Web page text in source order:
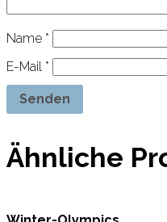
Name *
E-Mail *
Ähnliche